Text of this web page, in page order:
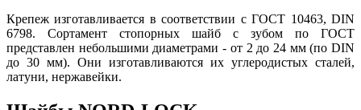
Крепеж изготавливается в соответствии с ГОСТ 10463, DIN
6798. Сортамент стопорных шайб с зубом по ГОСТ
представлен небольшими диаметрами - от 2 до 24 мм (по DIN
до 30 мм). Они изготавливаются их углеродистых сталей,
латуни, нержавейки.